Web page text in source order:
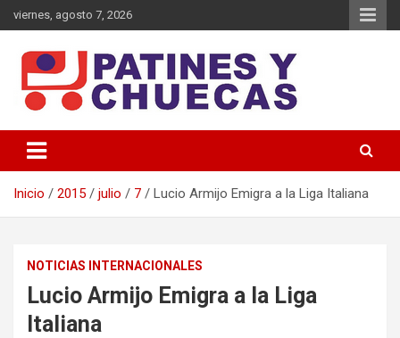
Saltar
al
viernes, agosto 7, 2026
Patines y Chuecas
Inicio 2015 julio 7 Lucio Armijo Emigra a la Liga Italiana
NOTICIAS INTERNACIONALES
Lucio Armijo Emigra a la Liga
Italiana